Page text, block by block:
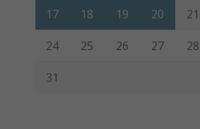
17 18 19 20 21
24 25 26 27 28
31